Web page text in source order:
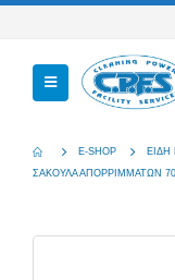
E-SHOP
ΣΑΚΟΥΛΑ ΑΠΟΡΡΙΜΜΑΤΩΝ